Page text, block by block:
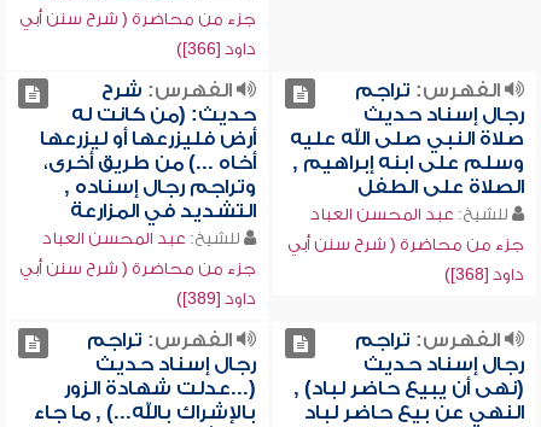
جزء من محاضرة ( شرح سنن أبي
داود [366])
الفهرس: تراجم
رجال إسناد حديث
صلاة النبي صلى الله عليه
وسلم على ابنه إبراهيم ,
الصلاة على الطفل
للشيخ: عبد المحسن العباد
جزء من محاضرة ( شرح سنن أبي
داود [368])
الفهرس: شرح
حديث: (من كانت له
أرض فليزرعها أو ليزرعها
أخاه ...) من طريق أخرى،
وتراجم رجال إسناده ,
التشديد في المزارعة
للشيخ: عبد المحسن العباد
جزء من محاضرة ( شرح سنن أبي
داود [389])
الفهرس: تراجم
رجال إسناد حديث
(نهى أن يبيع حاضر لباد) ,
النهي عن بيع حاضر لباد
الفهرس: تراجم
رجال إسناد حديث
(...عدلت شهادة الزور
بالإشراك بالله...) , ما جاء